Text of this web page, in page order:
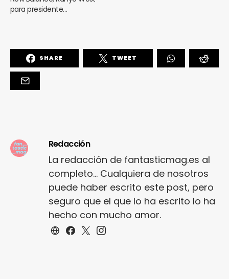
para presidente…
SHARE TWEET
Redacción
La redacción de fantasticmag.es al
completo... Cualquiera de nosotros
puede haber escrito este post, pero
seguro que el que lo ha escrito lo ha
hecho con mucho amor.